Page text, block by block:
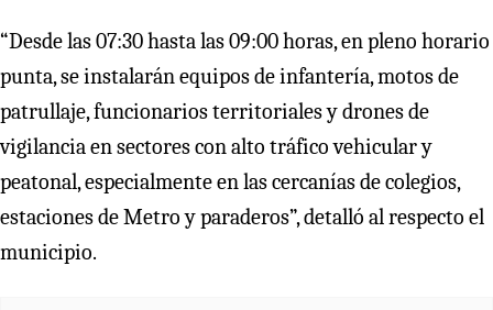
“Desde las 07:30 hasta las 09:00 horas, en pleno horario
punta, se instalarán equipos de infantería, motos de
patrullaje, funcionarios territoriales y drones de
vigilancia en sectores con alto tráfico vehicular y
peatonal, especialmente en las cercanías de colegios,
estaciones de Metro y paraderos”, detalló al respecto el
municipio.